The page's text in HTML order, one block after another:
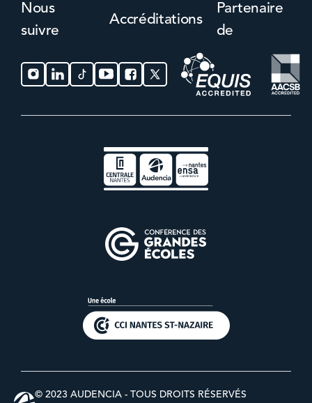
Nous
suivre
Accréditations
Partenaire
de
© 2023 AUDENCIA - TOUS DROITS RÉSERVÉS